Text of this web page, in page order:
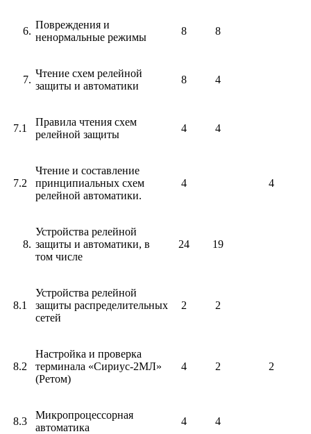
Повреждения и
ненормальные режимы
8 8
Чтение схем релейной
защиты и автоматики
8 4
7.1
Правила чтения схем
релейной защиты
4 4
7.2
Чтение и составление
принципиальных схем
релейной автоматики.
4 4
Устройства релейной
защиты и автоматики, в
том числе
24 19
8.1
Устройства релейной
защиты распределительных
сетей
2 2
8.2
Настройка и проверка
терминала «Сириус-2МЛ»
(Ретом)
4 2 2
8.3
Микропроцессорная
автоматика
4 4